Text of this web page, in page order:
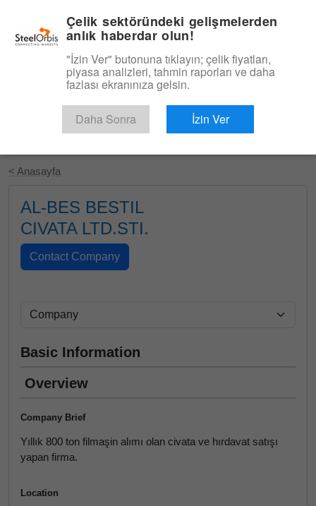
Ücretsiz Deneyin
< Anasayfa
AL-BES BESTIL
CIVATA LTD.STI.
Basic Information
Overview
Company Brief
Yıllık 800 ton filmaşin alımı olan civata ve hırdavat satışı
yapan firma.
Location
Çelik sektöründeki gelişmelerden
anlık haberdar olun!
"İzin Ver" butonuna tıklayın; çelik fiyatları,
piyasa analizleri, tahmin raporları ve daha
fazlası ekranınıza gelsin.
Daha Sonra İzin Ver